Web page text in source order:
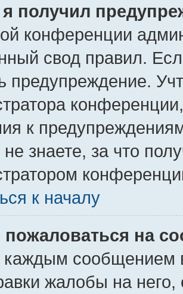
получил
конференции
свод правил.
предупреждение.
к
знаете, за что
к началу
пожаловаться на
сообщением
жалобы на